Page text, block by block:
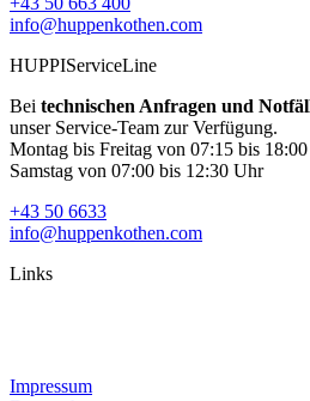
info@huppenkothen.com
HUPPIServiceLine
Bei technischen Anfragen und
unser Service-Team zur Verfügung.
Montag bis Freitag von 07:15 bis
Samstag von 07:00 bis 12:30 Uhr
+43 50 6633
info@huppenkothen.com
Links
Impressum